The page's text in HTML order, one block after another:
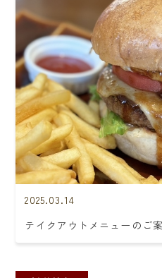
2025.03.14
テイクアウトメニューのご